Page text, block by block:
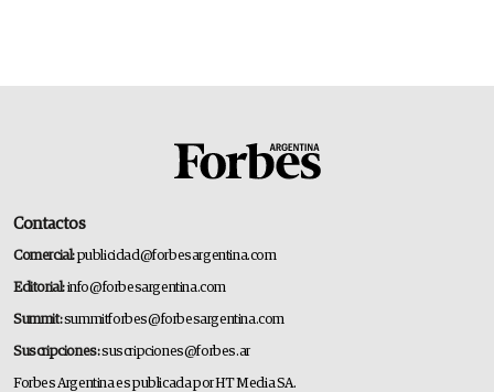
Contactos
Comercial:publicidad@forbesargentina.com
Editorial:info@forbesargentina.com
Summit:summitforbes@forbesargentina.com
Suscripciones:suscripciones@forbes.ar
Forbes Argentina es publicada por HT Media SA.